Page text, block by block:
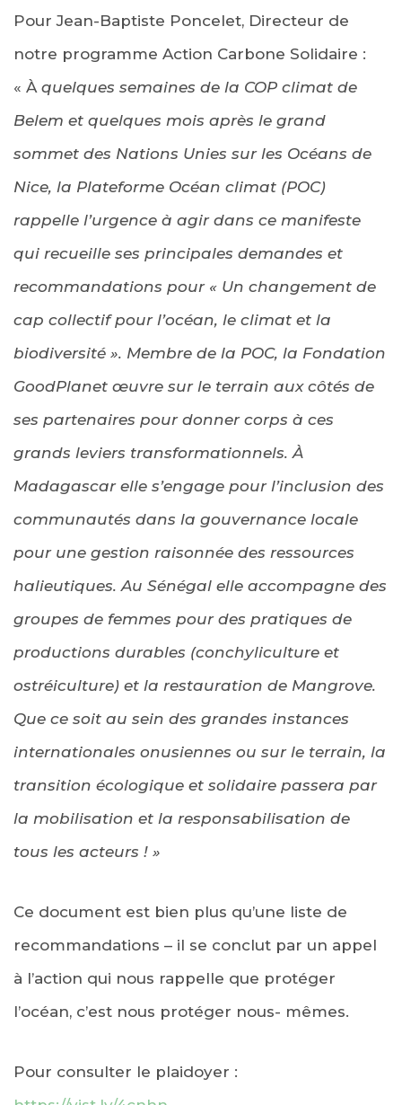
Pour Jean-Baptiste Poncelet, Directeur de
notre programme Action Carbone Solidaire :
« Àquelques semaines de la COP climat de
Belem et quelques mois après le grand
sommet des Nations Unies sur les Océans de
Nice, la Plateforme Océan climat (POC)
rappelle l’urgence à agir dans ce manifeste
qui recueille ses principales demandes et
recommandations pour « Un changement de
cap collectif pour l’océan, le climat et la
biodiversité ». Membre de la POC, la Fondation
GoodPlanet œuvre sur le terrain aux côtés de
ses partenaires pour donner corps à ces
grands leviers transformationnels. À
Madagascar elle s’engage pour l’inclusion des
communautés dans la gouvernance locale
pour une gestion raisonnée des ressources
halieutiques. Au Sénégal elle accompagne des
groupes de femmes pour des pratiques de
productions durables (conchyliculture et
ostréiculture) et la restauration de Mangrove.
Que ce soit au sein des grandes instances
internationales onusiennes ou sur le terrain, la
transition écologique et solidaire passera par
la mobilisation et la responsabilisation de
tous les acteurs ! »
Ce document est bien plus qu’une liste de
recommandations – il se conclut par un appel
à l’action qui nous rappelle que protéger
l’océan, c’est nous protéger nous- mêmes.
Pour consulter le plaidoyer :